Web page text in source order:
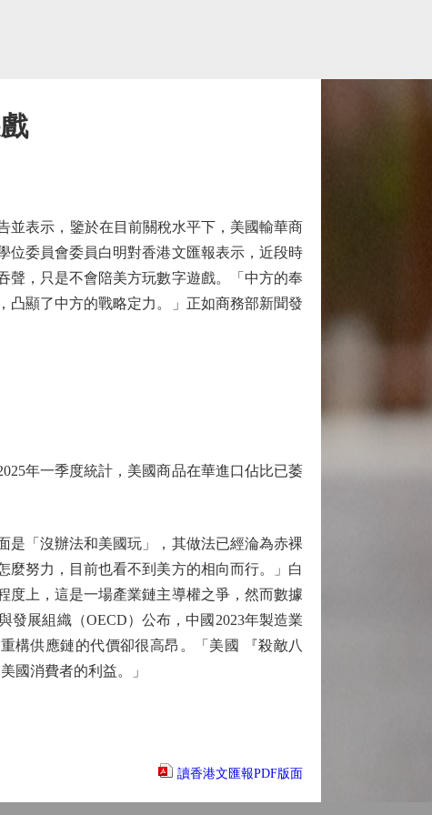
表示，鑒於在目前關稅水平下，美國輸華商
位委員會委員白明對香港文匯報表示，近段時
聲，只是不會陪美方玩數字遊戲。「中方的奉
凸顯了中方的戰略定力。」正如商務部新聞發
年一季度統計，美國商品在華進口佔比已萎
「沒辦法和美國玩」，其做法已經淪為赤裸
努力，目前也看不到美方的相向而行。」白
度上，這是一場產業鏈主導權之爭，然而數據
發展組織（OECD）公布，中國2023年製造業
構供應鏈的代價卻很高昂。「美國 『殺敵八
國消費者的利益。」
讀香港文匯報PDF版面